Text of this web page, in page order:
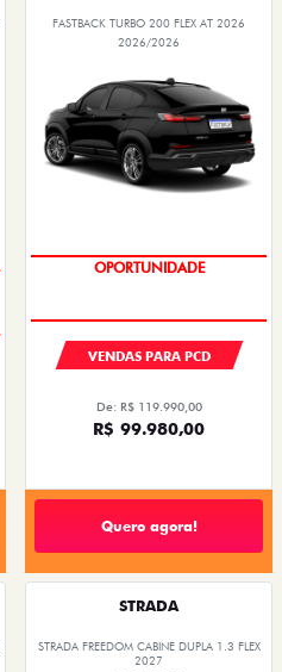
FASTBACK TURBO 200 FLEX AT 2026
2026/2026
OPORTUNIDADE
VENDAS PARA PCD
De: R$ 119.990,00
R$ 99.980,00
Quero agora!
STRADA
STRADA FREEDOM CABINE DUPLA 1.3 FLEX
2027